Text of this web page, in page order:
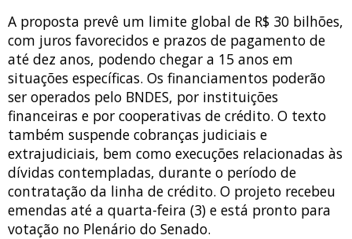
A proposta prevê um limite global de R$ 30 bilhões,
com juros favorecidos e prazos de pagamento de
até dez anos, podendo chegar a 15 anos em
situações específicas. Os financiamentos poderão
ser operados pelo BNDES, por instituições
financeiras e por cooperativas de crédito. O texto
também suspende cobranças judiciais e
extrajudiciais, bem como execuções relacionadas às
dívidas contempladas, durante o período de
contratação da linha de crédito. O projeto recebeu
emendas até a quarta-feira (3) e está pronto para
votação no Plenário do Senado.